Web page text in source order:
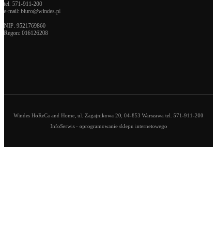
tel. 571-911-200
e-mail: biuro@windes.pl
NIP: 9521769860
Regon: 016126208
Windes HoReCa and Home, ul. Zagajnikowa 20, 04-853 Warszawa tel. 571-911-200
InfoSerwis- oprogramowanie sklepu internetowego